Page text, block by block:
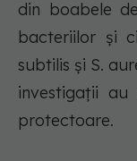
din boabele
bacteriilor și
subtilis și S.
investigații
protectoare.